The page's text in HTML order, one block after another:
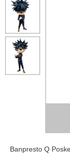
Banpresto Q